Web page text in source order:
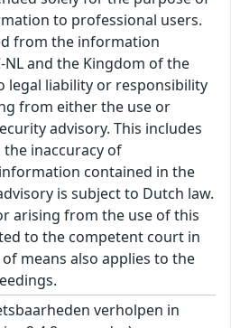
to professional users.
from the information
NL and the Kingdom of the
legal liability or responsibility
from either the use or
advisory. This includes
inaccuracy of
contained in the
is subject to Dutch law.
arising from the use of this
to the competent court in
means also applies to the
verholpen in